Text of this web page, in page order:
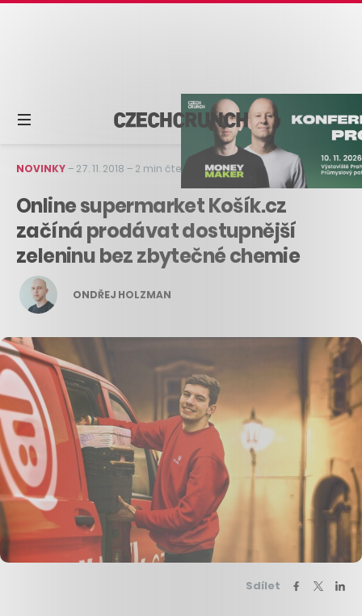
NOVINKY– 27. 11. 2018 – 2 min čtení
Online supermarket Košík.cz
začíná prodávat dostupnější
zeleninu bez zbytečné chemie
ONDŘEJ HOLZMAN
Sdílet